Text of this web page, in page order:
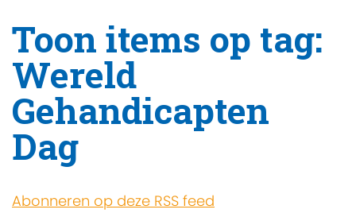
Toon items op tag:
Wereld
Gehandicapten
Dag
Abonneren op deze RSS feed